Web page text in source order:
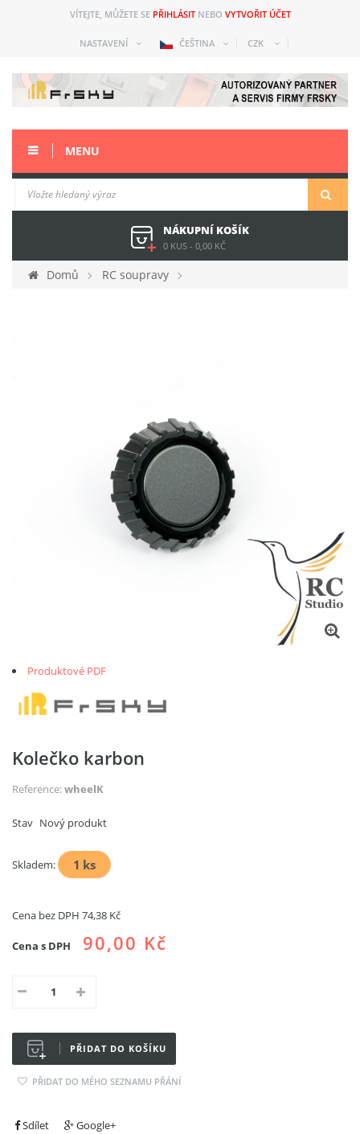
VÍTEJTE, MŮŽETE SE PŘIHLÁSIT NEBO VYTVOŘIT ÚČET
NASTAVENÍ ČEŠTINA CZK
MENU
NÁKUPNÍ KOŠÍK
0 KUS - 0,00 KČ
Domů
RC soupravy
Produktové PDF
Kolečko karbon
Reference:wheelK
Stav Nový produkt
Skladem: 1 ks
Cena bez DPH 74,38 Kč
Cena s DPH 90,00 Kč
PŘIDAT DO KOŠÍKU
PŘIDAT DO MÉHO SEZNAMU PŘÁNÍ
Sdílet Google+